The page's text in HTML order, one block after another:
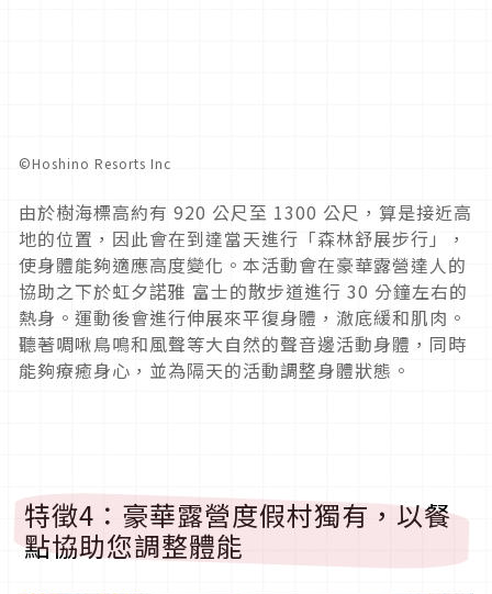
©︎Hoshino Resorts Inc
由於樹海標高約有 920 公尺至 1300 公尺，算是接近高
地的位置，因此會在到達當天進行「森林舒展步行」，
使身體能夠適應高度變化。本活動會在豪華露營達人的
協助之下於虹夕諾雅 富士的散步道進行 30 分鐘左右的
熱身。運動後會進行伸展來平復身體，澈底緩和肌肉。
聽著啁啾鳥鳴和風聲等大自然的聲音邊活動身體，同時
能夠療癒身心，並為隔天的活動調整身體狀態。
特徵4：豪華露營度假村獨有，以餐
點協助您調整體能